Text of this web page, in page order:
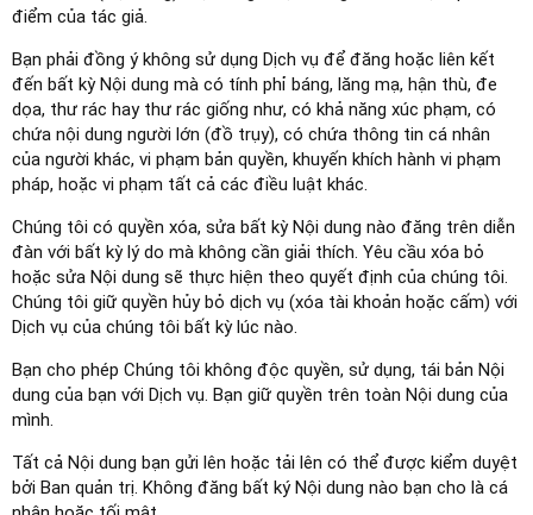
điểm của tác giả.
Bạn phải đồng ý không sử dụng Dịch vụ để đăng hoặc liên kết
đến bất kỳ Nội dung mà có tính phỉ báng, lăng mạ, hận thù, đe
dọa, thư rác hay thư rác giống như, có khả năng xúc phạm, có
chứa nội dung người lớn (đồ trụy), có chứa thông tin cá nhân
của người khác, vi phạm bản quyền, khuyến khích hành vi phạm
pháp, hoặc vi phạm tất cả các điều luật khác.
Chúng tôi có quyền xóa, sửa bất kỳ Nội dung nào đăng trên diễn
đàn với bất kỳ lý do mà không cần giải thích. Yêu cầu xóa bỏ
hoặc sửa Nội dung sẽ thực hiện theo quyết định của chúng tôi.
Chúng tôi giữ quyền hủy bỏ dịch vụ (xóa tài khoản hoặc cấm) với
Dịch vụ của chúng tôi bất kỳ lúc nào.
Bạn cho phép Chúng tôi không độc quyền, sử dụng, tái bản Nội
dung của bạn với Dịch vụ. Bạn giữ quyền trên toàn Nội dung của
mình.
Tất cả Nội dung bạn gửi lên hoặc tải lên có thể được kiểm duyệt
bởi Ban quản trị. Không đăng bất ký Nội dung nào bạn cho là cá